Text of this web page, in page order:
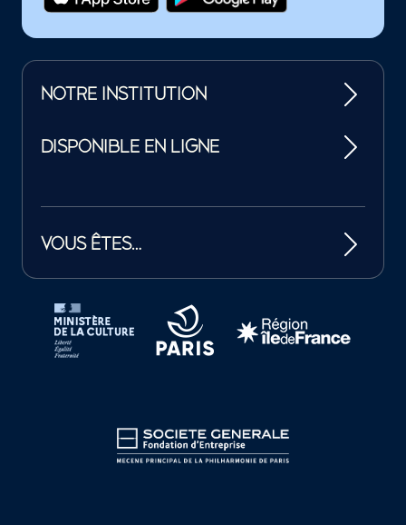
NOTRE INSTITUTION
DISPONIBLE EN LIGNE
VOUS ÊTES…
Tutelles et mécènes de la Philharmonie de Paris